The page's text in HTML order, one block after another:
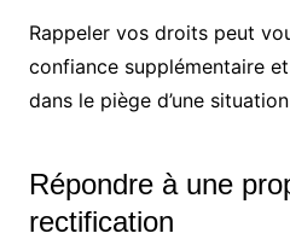
Rappeler vos droits peut
confiance supplémentaire
dans le piège d’une
Répondre à une
rectification